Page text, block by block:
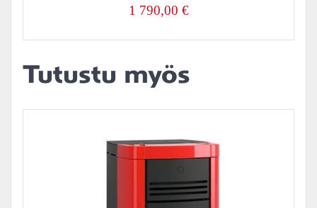
1 790,00 €
Tutustu myös